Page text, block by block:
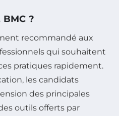
BMC ?
recommandé aux
qui souhaitent
pratiques rapidement.
les candidats
des principales
outils offerts par